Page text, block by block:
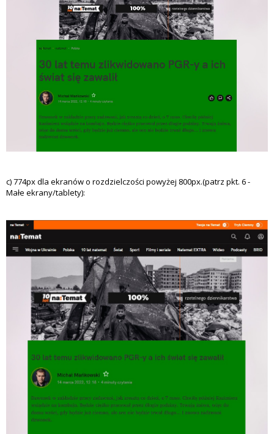
c) 774px dla ekranów o rozdzielczości powyżej 800px.(patrz pkt. 6 -
Małe ekrany/tablety):